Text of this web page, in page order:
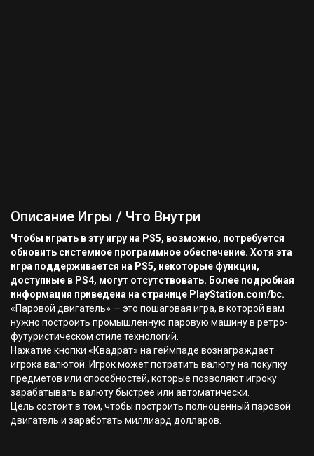
Описание Игры / Что Внутри
Чтобы играть в эту игру на PS5, возможно, потребуется
обновить системное программное обеспечение. Хотя эта
игра поддерживается на PS5, некоторые функции,
доступные в PS4, могут отсутствовать. Более подробная
информация приведена на странице PlayStation.com/bc.
«Паровой двигатель» — это пошаговая игра, в которой вам
нужно построить промышленную паровую машину в ретро-
футуристическом стиле технологий.
Нажатие кнопки «Квадрат» на геймпаде вознаграждает
игрока валютой. Игрок может потратить валюту на покупку
предметов или способностей, которые позволяют игроку
зарабатывать валюту быстрее или автоматически.
Цель состоит в том, чтобы построить полноценный паровой
двигатель и заработать миллиард долларов.